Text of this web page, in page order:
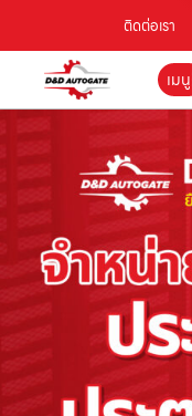
ติดต่อเรา
เมนู